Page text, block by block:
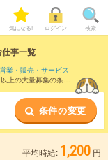
気になる! ログイン 検索
事一覧
営業・販売・サービス
上の大量募集の条件
条件の変更
平均時給: 1,200 円